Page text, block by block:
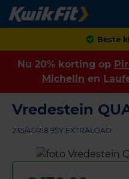
Nu 20% korting op
Michelin en
Vredestein
235/40R18 95Y EXTRALOAD